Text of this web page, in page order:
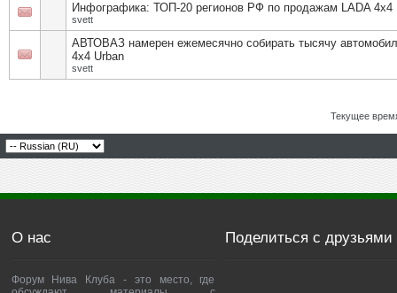
Инфографика: ТОП-20 регионов РФ по продажам LADA 4x4
svett
АВТОВАЗ намерен ежемесячно собирать тысячу
4x4 Urban
svett
Текущее
О нас
Форум Нива Клуба - это место, где
Поделиться с друзьями